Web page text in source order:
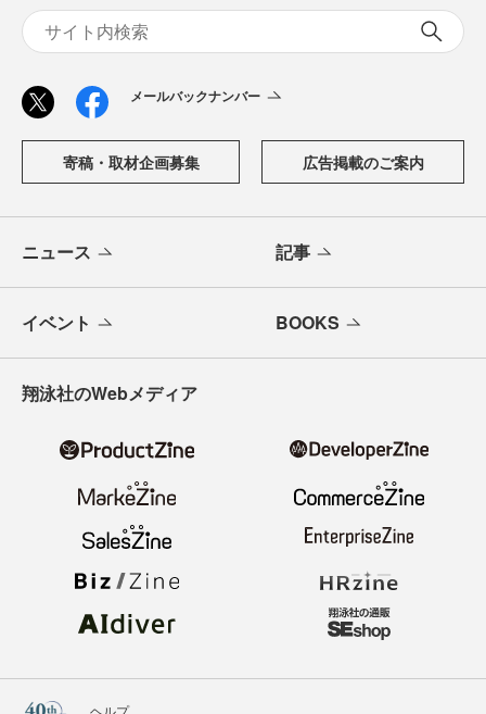
メールバックナンバー
寄稿・取材企画募集 広告掲載のご案内
ニュース 記事
イベント BOOKS
翔泳社のWebメディア